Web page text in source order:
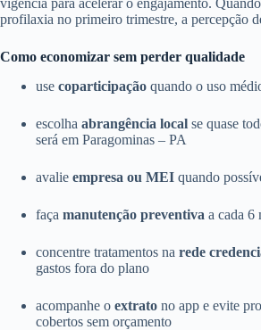
vigência para acelerar o engajamento.
profilaxia no primeiro trimestre, a percepção
Como economizar sem perder qualidade
use coparticipação quando o uso
escolha abrangência local se quase
será em Paragominas – PA
avalie empresa ou MEI quando
faça manutenção preventiva a cada 6
concentre tratamentos na rede
gastos fora do plano
acompanhe o extrato no app e evite
cobertos sem orçamento